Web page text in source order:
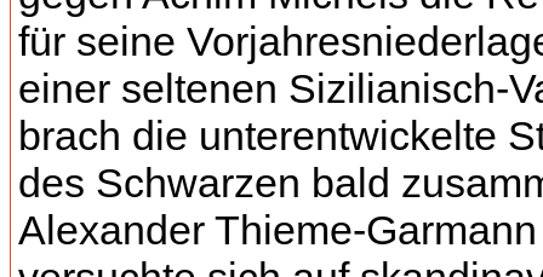
für seine
einer seltenen Sizilianisch-
brach die unterentwickelte
des Schwarzen bald
Alexander Thieme-Garmann